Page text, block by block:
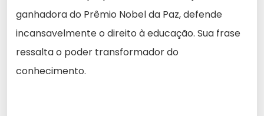
ganhadora do Prêmio Nobel da Paz, defende
incansavelmente o direito à educação. Sua frase
ressalta o poder transformador do
conhecimento.